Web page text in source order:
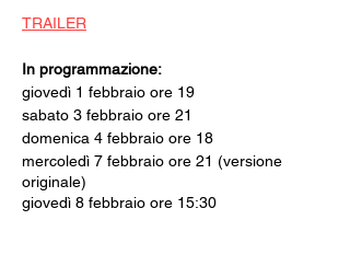
TRAILER
In programmazione:
giovedì 1 febbraio ore 19
sabato 3 febbraio ore 21
domenica 4 febbraio ore 18
mercoledì 7 febbraio ore 21 (versione
originale)
giovedì 8 febbraio ore 15:30